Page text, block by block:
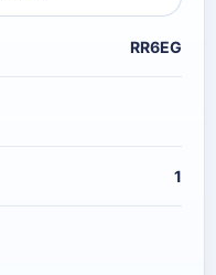
RR6EG
1